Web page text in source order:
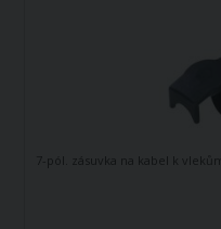
7-pól. zásuvka na kabel k vlekům